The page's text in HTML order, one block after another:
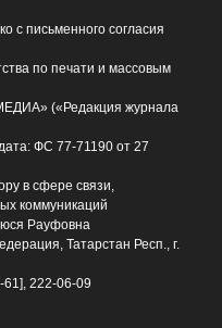
с письменного согласия
по печати и массовым
(«Редакция журнала
ФС 77-71190 от 27
в сфере связи,
коммуникаций
Рауфовна
Татарстан Респ., г.
222-06-09